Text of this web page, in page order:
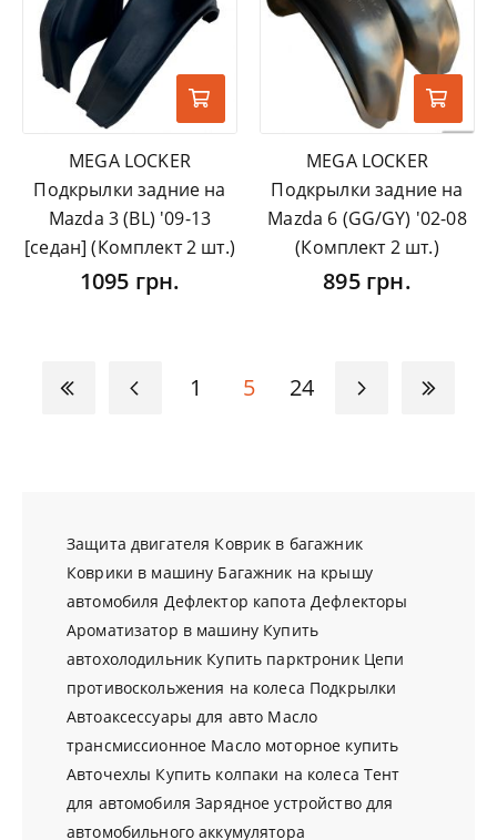
MEGA LOCKER
Подкрылки задние на
Mazda 3 (BL) '09-13
[седан] (Комплект 2 шт.)
1095 грн.
MEGA LOCKER
Подкрылки задние на
Mazda 6 (GG/GY) '02-08
(Комплект 2 шт.)
895 грн.
1 5 24
Защита двигателя Коврик в багажник
Коврики в машину Багажник на крышу
автомобиля Дефлектор капота Дефлекторы
Ароматизатор в машину Купить
автохолодильник Купить парктроник Цепи
противоскольжения на колеса Подкрылки
Автоаксессуары для авто Масло
трансмиссионное Масло моторное купить
Авточехлы Купить колпаки на колеса Тент
для автомобиля Зарядное устройство для
автомобильного аккумулятора